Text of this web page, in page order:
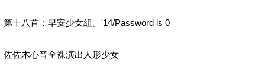
第十八首：早安少女組。'14/Password is 0
佐佐木心音全裸演出人形少女